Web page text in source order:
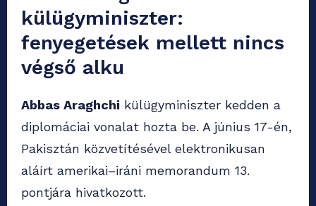
külügyminiszter:
fenyegetések mellett nincs
végső alku
Abbas Araghchi külügyminiszter kedden a
diplomáciai vonalat hozta be. A június 17-én,
Pakisztán közvetítésével elektronikusan
aláírt amerikai–iráni memorandum 13.
pontjára hivatkozott.